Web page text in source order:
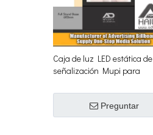
Caja de luz LED estática de
señalización Mupi para
Preguntar